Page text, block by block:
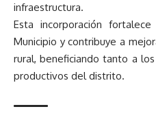
infraestructura.
Esta incorporación
Municipio y contribuye a
rural, beneficiando tanto a
productivos del distrito.